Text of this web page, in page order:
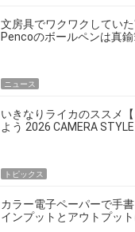
文房具でワクワクしていた
Pencoのボールペンは真
ニュース
いきなりライカのススメ
よう 2026 CAMERA STYLE
トピックス
カラー電子ペーパーで手
インプットとアウトプッ